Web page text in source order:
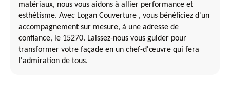
matériaux, nous vous aidons à allier performance et
esthétisme. Avec Logan Couverture , vous bénéficiez d'un
accompagnement sur mesure, à une adresse de
confiance, le 15270. Laissez-nous vous guider pour
transformer votre façade en un chef-d'œuvre qui fera
l'admiration de tous.